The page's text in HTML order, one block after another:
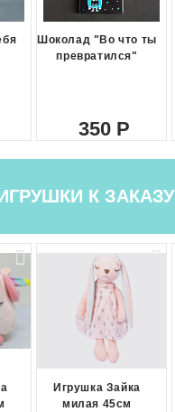
Шоколад "Во что ты
превратился"
350
К ЗАКАЗУ
Игрушка Зайка
милая 45см